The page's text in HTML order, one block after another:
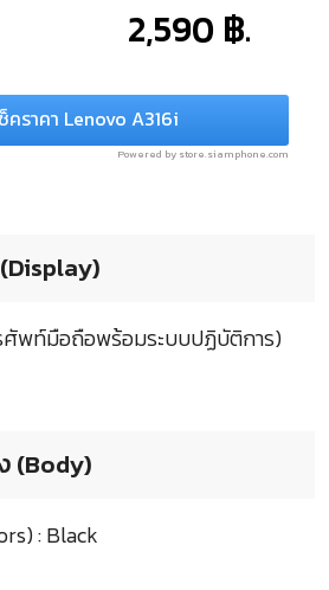
2,590 ฿.
คราคา Lenovo A316i
Powered by store.siamphone.com
ศัพท์มือถือพร้อมระบบปฏิบัติการ)
(Body)
: Black